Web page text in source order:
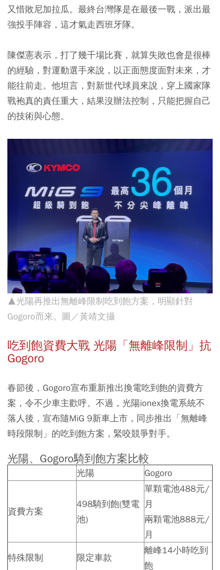
又惜敗尼加拉瓜。最終台灣隊是在最後一戰，派出最
強投手陣容，這才氣走西班牙隊。
陳傑憲表示，打了幾千場比賽，就算失敗也會是很棒
的經驗，對運動選手來說，以正面態度面對未來，才
能往前走。他坦言，對新世代球員來說，穿上國家隊
戰袍真的責任重大，結果沒辦法控制，只能把握自己
的技術與心態。
▲光陽再推出無離峰限制吃到飽方案，明顯針對
Gogoro而來。圖／黃靖文攝
吃到飽資費大戰 光陽「無離峰限制」抗
Gogoro
春節後，Gogoro宣布重新推出換電吃到飽的資費方
案，令不少車主歡呼。不過，光陽ionex換電系統不
落人後，宣布隨MiG 9新車上市，同步推出「無離峰
時段限制」的吃到飽方案，緊咬競爭對手。
光陽、Gogoro騎到飽方案比較
光陽 Gogoro
資費方案
498騎到飽(雙電
池)
單顆電池488元/
月
兩顆電池888元/
月
特殊限制 限定車款
離峰14小時吃到
飽